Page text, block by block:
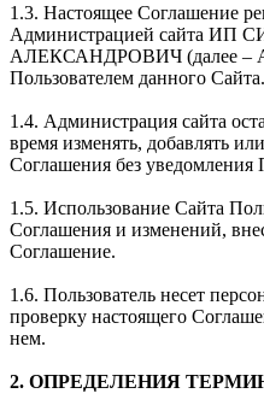
1.3. Настоящее Соглашение
Администрацией сайта
АЛЕКСАНДРОВИЧ (далее –
Пользователем данного Сайта.
1.4. Администрация сайта
время изменять, добавлять
Соглашения без уведомления
1.5. Использование Сайта
Соглашения и изменений,
Соглашение.
1.6. Пользователь несет
проверку настоящего
нем.
2. ОПРЕДЕЛЕНИЯ